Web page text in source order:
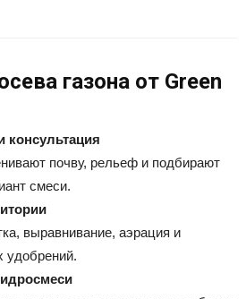
газона от Green
консультация
почву, рельеф и подбирают
смеси.
выравнивание, аэрация и
удобрений.